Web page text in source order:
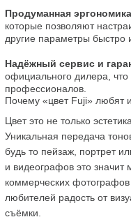
Продуманная
которые позволяют
другие параметры быстро
Надёжный сервис и
официального дилера,
профессионалов.
Почему «цвет Fuji» любят
Цвет это не только
Уникальная передача
будь то пейзаж, портрет
и видеографов это
коммерческих
любителей радость от
съёмки.